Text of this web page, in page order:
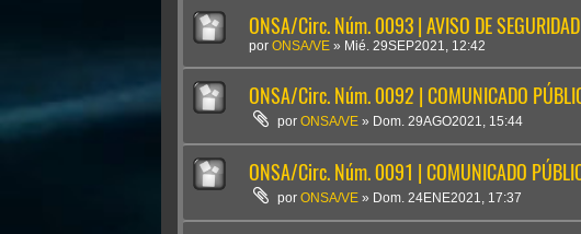
ONSA/Circ. Núm. 0093 | AVISO DE
por ONSA/VE » Mié. 29SEP2021, 12:42
ONSA/Circ. Núm. 0092 | COMUNICADO
porONSA/VE » Dom. 29AGO2021, 15:44
ONSA/Circ. Núm. 0091 | COMUNICADO
porONSA/VE » Dom. 24ENE2021, 17:37